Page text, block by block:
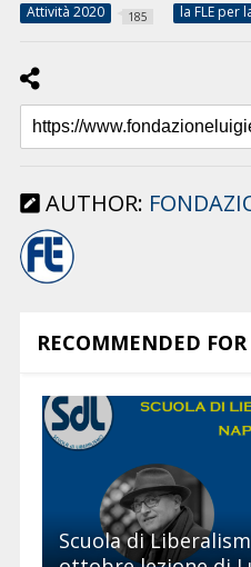
Attività 2020 185 la FLE per
AUTHOR:
RECOMMENDED
Scuola di